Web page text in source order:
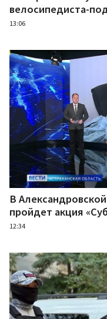
велосипедиста-
13:06
В
пройдет акция
12:34